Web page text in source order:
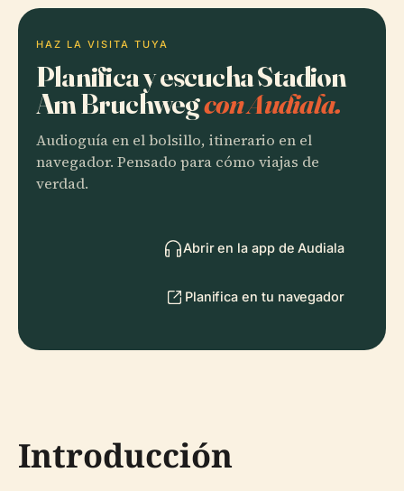
HAZ LA VISITA TUYA
Planifica y escucha Stadion
Am Bruchwegcon Audiala.
Audioguía en el bolsillo, itinerario en el
navegador. Pensado para cómo viajas de
verdad.
Abrir en la app de Audiala
Planifica en tu navegador
Introducción